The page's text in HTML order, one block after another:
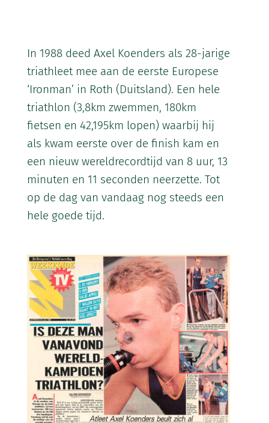
In 1988 deed Axel Koenders als 28-jarige
triathleet mee aan de eerste Europese
‘Ironman’ in Roth (Duitsland). Een hele
triathlon (3,8km zwemmen, 180km
fietsen en 42,195km lopen) waarbij hij
als kwam eerste over de finish kam en
een nieuw wereldrecordtijd van 8 uur, 13
minuten en 11 seconden neerzette. Tot
op de dag van vandaag nog steeds een
hele goede tijd.